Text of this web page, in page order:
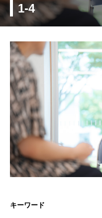
1-4
キーワード